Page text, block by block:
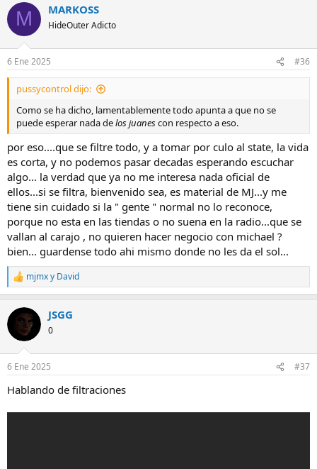
c
i
e
s
M MARKOSS
HideOuter Adicto
6 Ene 2025 #36
pussycontrol dijo:
Como se ha dicho, lamentablemente todo apunta a que no se
puede esperar nada delos juanescon respecto a eso.
por eso....que se filtre todo, y a tomar por culo al state, la vida
es corta, y no podemos pasar decadas esperando escuchar
algo... la verdad que ya no me interesa nada oficial de
ellos...si se filtra, bienvenido sea, es material de MJ...y me
tiene sin cuidado si la " gente " normal no lo reconoce,
porque no esta en las tiendas o no suena en la radio...que se
vallan al carajo , no quieren hacer negocio con michael ?
bien... guardense todo ahi mismo donde no les da el sol...
R
e
c
i
e
:
mjmxy David
JSGG
0
6 Ene 2025 #37
Hablando de filtraciones